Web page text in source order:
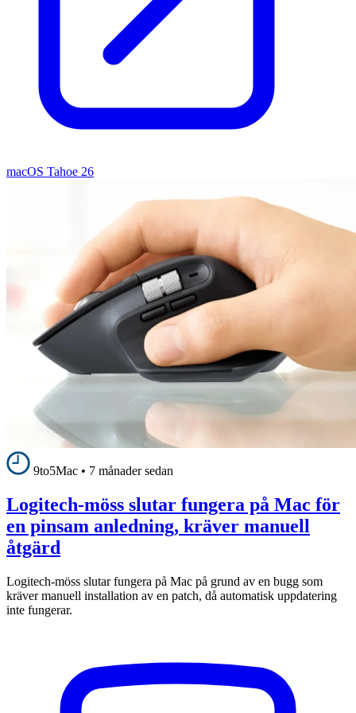
macOS Tahoe 26
9to5Mac • 7 månader sedan
Logitech-möss slutar fungera på Mac för
en pinsam anledning, kräver manuell
åtgärd
Logitech-möss slutar fungera på Mac på grund av en bugg som
kräver manuell installation av en patch, då automatisk uppdatering
inte fungerar.